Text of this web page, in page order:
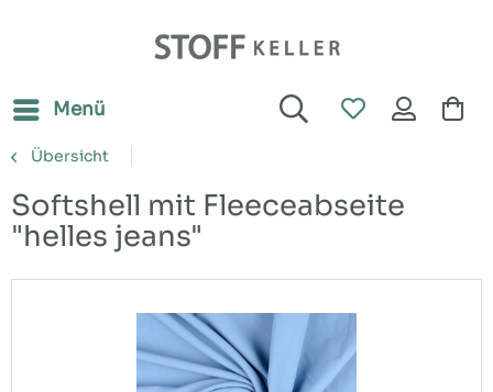
Menü
Übersicht
Softshell mit Fleeceabseite
"helles jeans"